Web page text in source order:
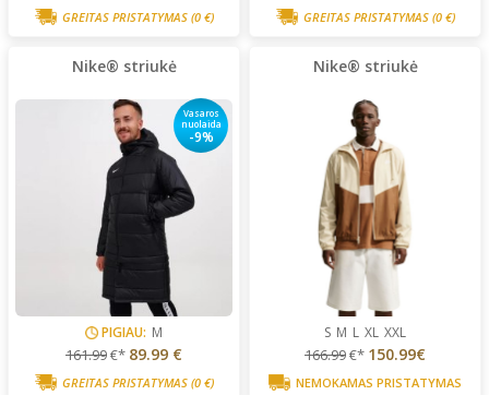
GREITAS PRISTATYMAS (0 €) GREITAS PRISTATYMAS (0 €)
Nike® striukė
Vasaros
nuolaida
-9%
PIGIAU: M
161.99€* 89.99 €
GREITAS PRISTATYMAS (0 €)
Nike® striukė
S M L XL XXL
166.99€* 150.99€
NEMOKAMAS PRISTATYMAS